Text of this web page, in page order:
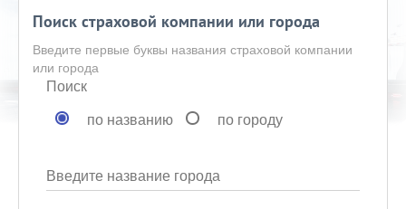
Поиск страховой компании или города
Введите первые буквы названия страховой компании
или города
Поиск
по названию
по городу
Введите название города